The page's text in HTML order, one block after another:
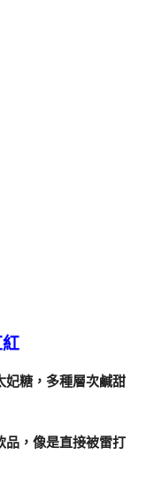
妃糖，多種層次鹹甜
品，像是直接被雷打